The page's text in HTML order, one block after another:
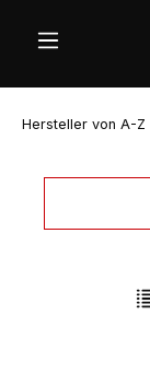
Hersteller von A-Z